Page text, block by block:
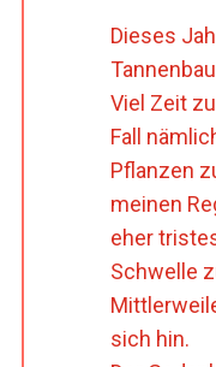
Dieses
Viel Zeit
Fall
Pflanzen
meinen
eher
Schwelle
sich hin.